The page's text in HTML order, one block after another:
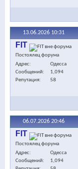
13.06.2026 10:31
FIT
Постоялец форума
Адрес
Одесса
Сообщений
1,094
Репутация
58
06.07.2026 20:46
FIT
Постоялец форума
Адрес
Одесса
Сообщений
1,094